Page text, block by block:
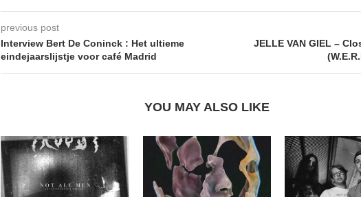
previous post
Interview Bert De Coninck : Het ultieme
eindejaarslijstje voor café Madrid
JELLE VAN GIEL –
YOU MAY ALSO LIKE